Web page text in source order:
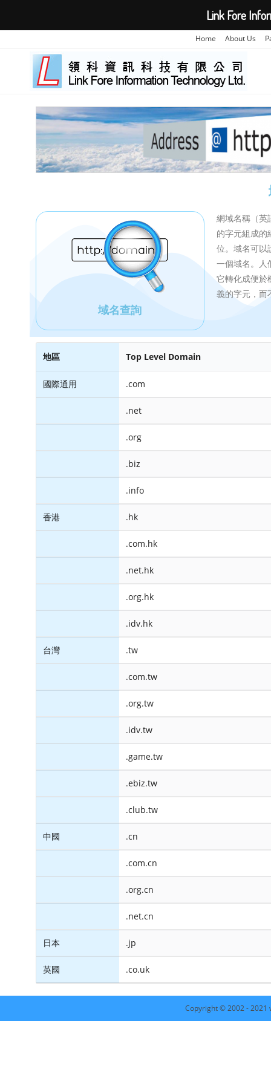
Home About Us
域名查詢
網域名稱（英
的字元組成的
位。域名可以
一個域名。人
它轉化成便於
義的字元，而
地區 Top Level Domain
國際通用 .com
.net
.org
.biz
.info
香港 .hk
.com.hk
.net.hk
.org.hk
.idv.hk
台灣 .tw
.com.tw
.org.tw
.idv.tw
.game.tw
.ebiz.tw
.club.tw
中國 .cn
.com.cn
.org.cn
.net.cn
日本 .jp
英國 .co.uk
Copyright © 2002 - 2021
Link Fore